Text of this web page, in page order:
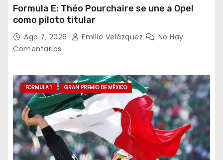
Formula E: Théo Pourchaire se une a Opel
como piloto titular
Ago 7, 2026 Emilio Velázquez
No Hay
Comentarios
FORMULA 1 GRAN PREMIO DE MÉXICO